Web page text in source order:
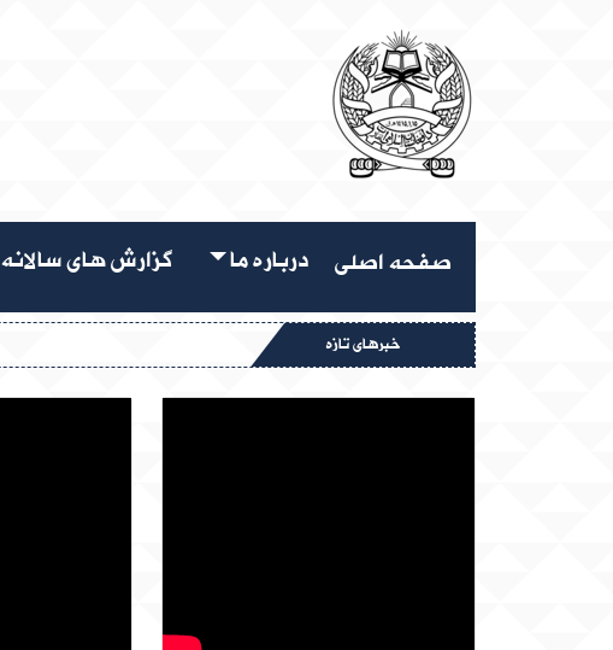
صفحه اصلی درباره ما گزارش های سالانه
خبرهای تازه